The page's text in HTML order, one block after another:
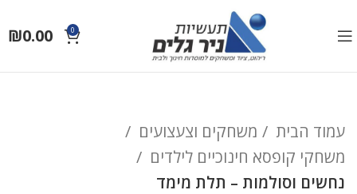
0
₪0.00
עמוד הבית
משחקים וצעצועים
משחקי קופסא חינוכיים לילדים
נחשים וסולמות – תלת מימד